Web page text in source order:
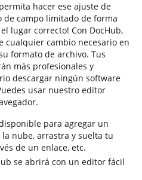
hacer ese ajuste de
campo limitado de forma
lugar correcto! Con DocHub,
cualquier cambio necesario en
formato de archivo. Tus
más profesionales y
descargar ningún software
usar nuestro editor
para agregar un
nube, arrastra y suelta tu
de un enlace, etc.
se abrirá con un editor fácil